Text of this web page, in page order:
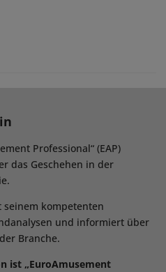
Professional“ (EAP)
das Geschehen in der
seinem kompetenten
und informiert über
Branche.
ist „EuroAmusement